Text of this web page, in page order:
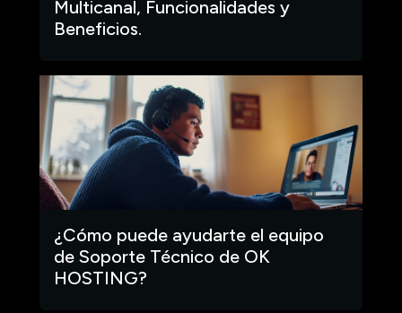
Multicanal, Funcionalidades y
Beneficios.
¿Cómo puede ayudarte el equipo
de Soporte Técnico de OK
HOSTING?